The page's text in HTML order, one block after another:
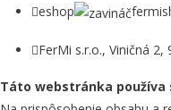
eshop
FerMi s.r.o., Viničná
Táto webstránka používa